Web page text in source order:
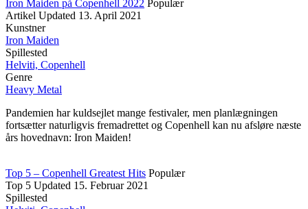
Iron Maiden på Copenhell 2022 Populær
Artikel Updated 13. April 2021
Kunstner
Iron Maiden
Spillested
Helviti, Copenhell
Genre
Heavy Metal
Pandemien har kuldsejlet mange festivaler, men planlægningen
fortsætter naturligvis fremadrettet og Copenhell kan nu afsløre næste
års hovednavn: Iron Maiden!
Top 5 – Copenhell Greatest Hits Populær
Top 5 Updated 15. Februar 2021
Spillested